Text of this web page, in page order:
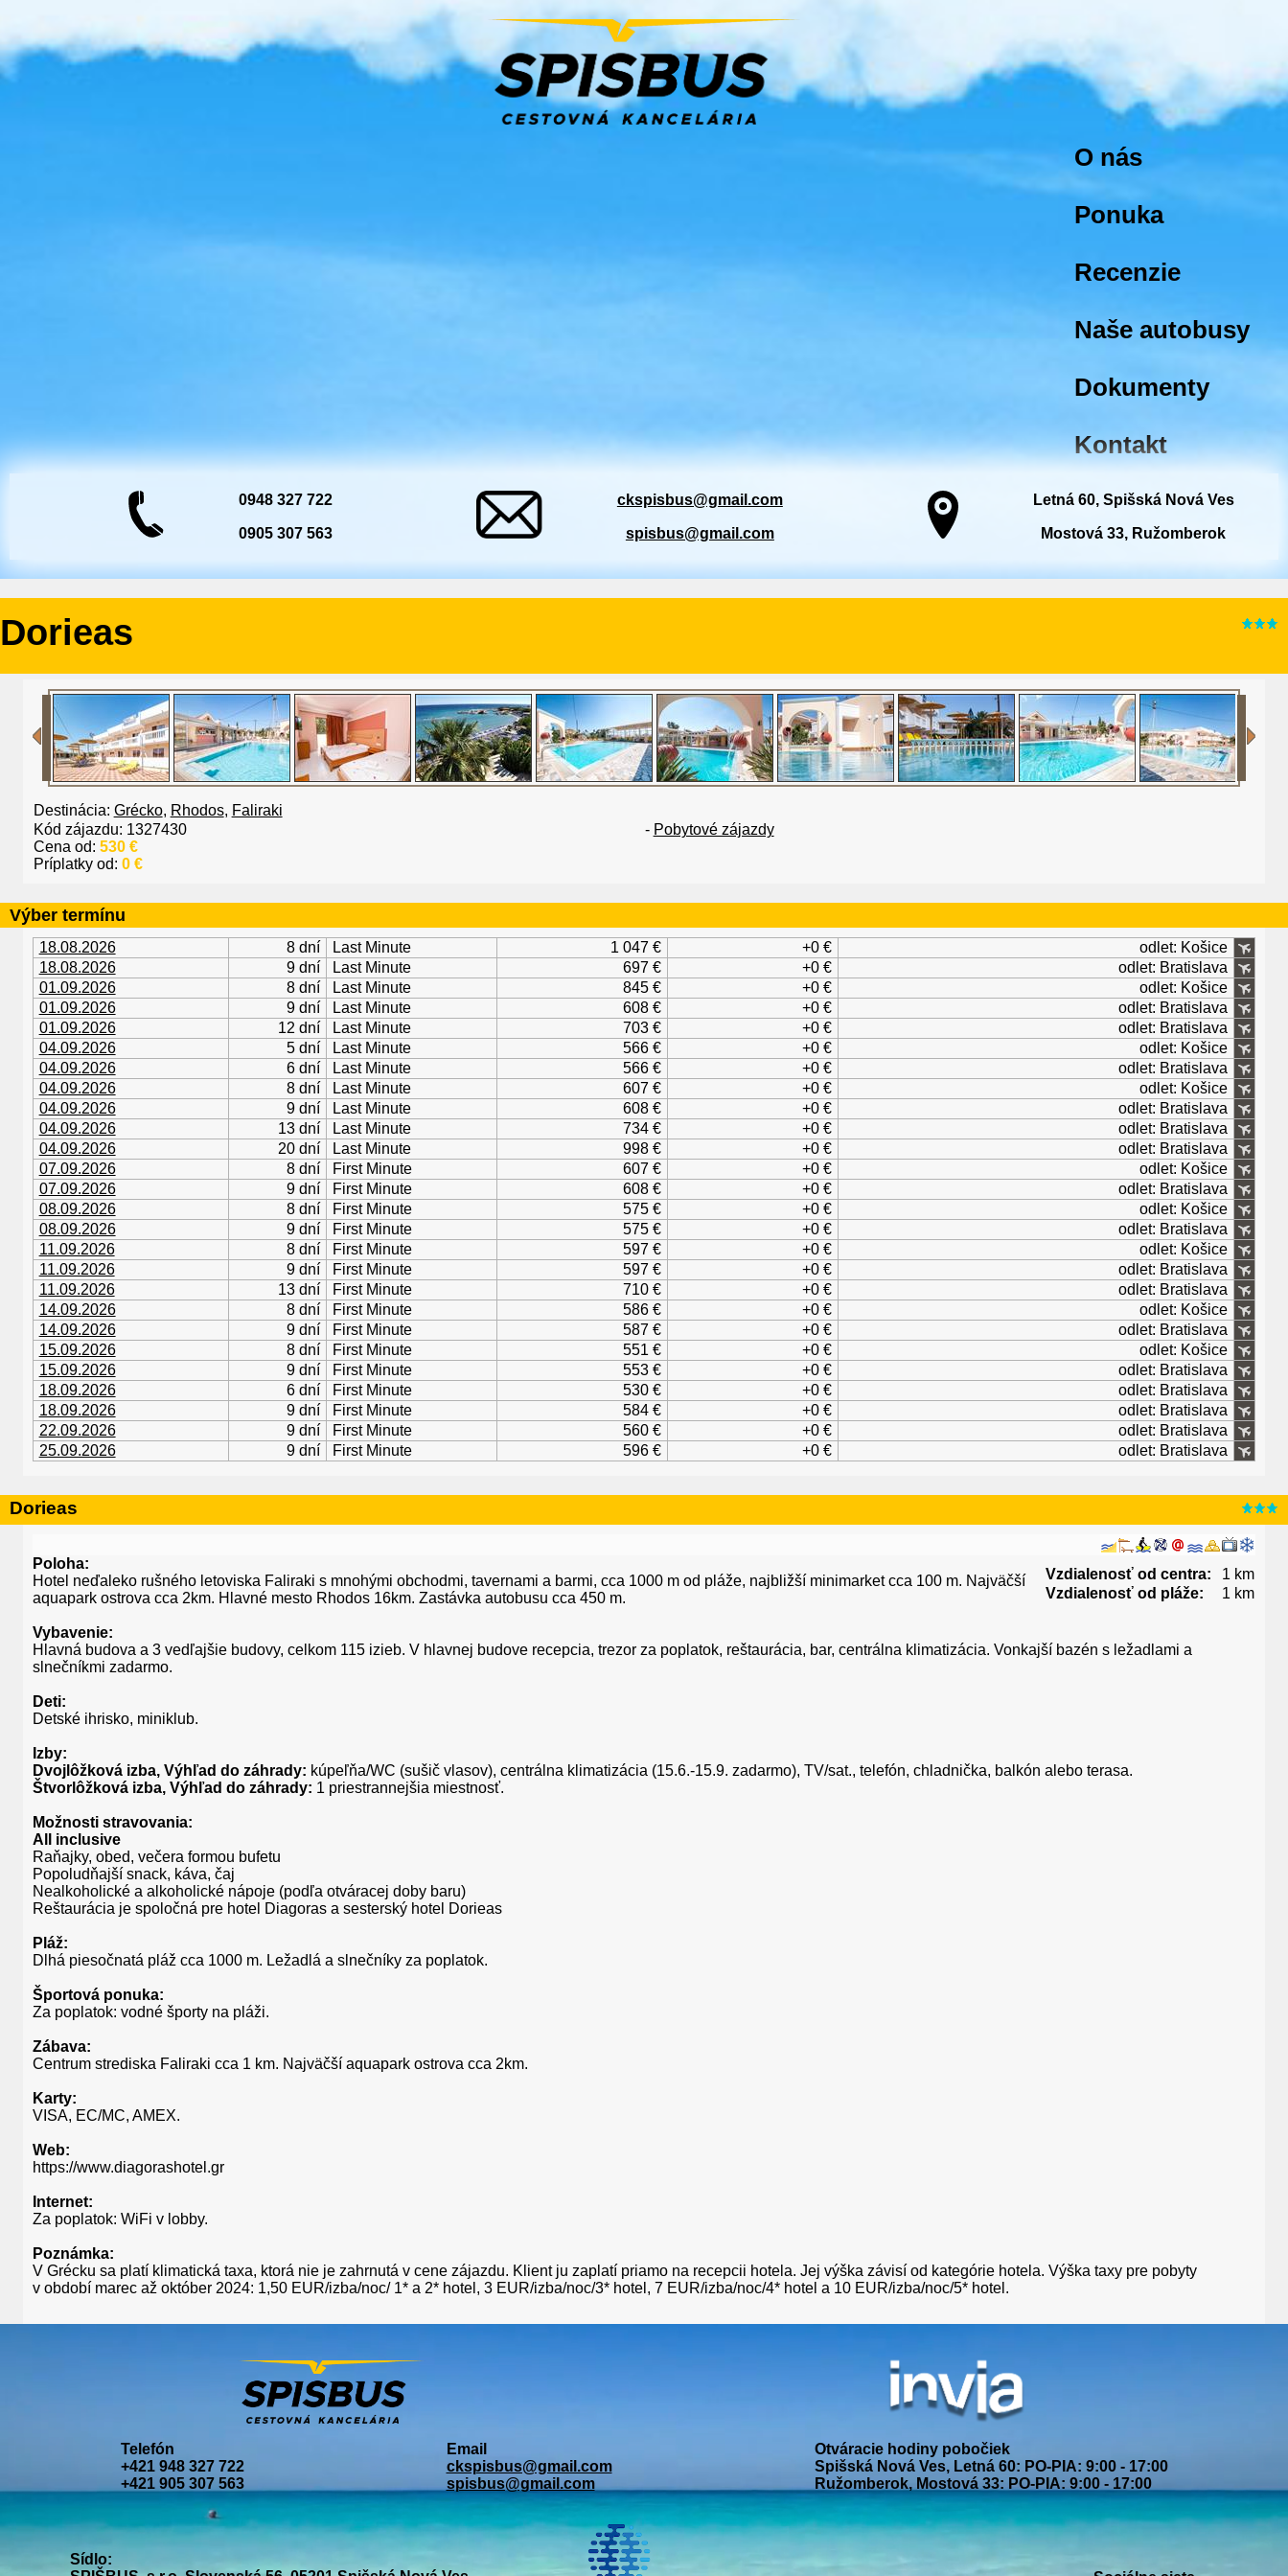
O nás
Ponuka
Recenzie
Naše autobusy
Dokumenty
Kontakt
0948 327 722
0905 307 563
ckspisbus@gmail.com
spisbus@gmail.com
Letná 60, Spišská Nová Ves
Mostová 33, Ružomberok
Dorieas
Destinácia: Grécko, Rhodos, Faliraki
Kód zájazdu: 1327430
Cena od: 530 €
Príplatky od: 0 €
- Pobytové zájazdy
Výber termínu
18.08.2026 8 dní Last Minute 1 047 € +0 €
odlet: Košice
18.08.2026
9 dní Last Minute 697 € +0 €
odlet: Bratislava
01.09.2026
8 dní Last Minute 845 € +0 €
odlet: Košice
01.09.2026
9 dní Last Minute 608 € +0 €
odlet: Bratislava
01.09.2026
12 dní Last Minute 703 € +0 €
odlet: Bratislava
04.09.2026
5 dní Last Minute 566 € +0 €
odlet: Košice
04.09.2026
6 dní Last Minute 566 € +0 €
odlet: Bratislava
04.09.2026
8 dní Last Minute 607 € +0 €
odlet: Košice
04.09.2026
9 dní Last Minute 608 € +0 €
odlet: Bratislava
04.09.2026
13 dní Last Minute 734 € +0 €
odlet: Bratislava
04.09.2026
20 dní Last Minute 998 € +0 €
odlet: Bratislava
07.09.2026
8 dní First Minute 607 € +0 €
odlet: Košice
07.09.2026
9 dní First Minute 608 € +0 €
odlet: Bratislava
08.09.2026
8 dní First Minute 575 € +0 €
odlet: Košice
08.09.2026
9 dní First Minute 575 € +0 €
odlet: Bratislava
11.09.2026
8 dní First Minute 597 € +0 €
odlet: Košice
11.09.2026
9 dní First Minute 597 € +0 €
odlet: Bratislava
11.09.2026
13 dní First Minute 710 € +0 €
odlet: Bratislava
14.09.2026
8 dní First Minute 586 € +0 €
odlet: Košice
14.09.2026
9 dní First Minute 587 € +0 €
odlet: Bratislava
15.09.2026
8 dní First Minute 551 € +0 €
odlet: Košice
15.09.2026
9 dní First Minute 553 € +0 €
odlet: Bratislava
18.09.2026
6 dní First Minute 530 € +0 €
odlet: Bratislava
18.09.2026
9 dní First Minute 584 € +0 €
odlet: Bratislava
22.09.2026
9 dní First Minute 560 € +0 €
odlet: Bratislava
25.09.2026
9 dní First Minute 596 € +0 € odlet: Bratislava
Dorieas
Vzdialenosť od centra:
1 km
Vzdialenosť od pláže:
1 km
Poloha:
Hotel neďaleko rušného letoviska Faliraki s mnohými obchodmi, tavernami a barmi, cca 1000 m od pláže, najbližší minimarket cca 100 m. Najväčší
aquapark ostrova cca 2km. Hlavné mesto Rhodos 16km. Zastávka autobusu cca 450 m.
Vybavenie:
Hlavná budova a 3 vedľajšie budovy, celkom 115 izieb. V hlavnej budove recepcia, trezor za poplatok, reštaurácia, bar, centrálna klimatizácia. Vonkajší bazén s ležadlami a
slnečníkmi zadarmo.
Deti:
Detské ihrisko, miniklub.
Izby:
Dvojlôžková izba, Výhľad do záhrady: kúpeľňa/WC (sušič vlasov), centrálna klimatizácia (15.6.-15.9. zadarmo), TV/sat., telefón, chladnička, balkón alebo terasa.
Štvorlôžková izba, Výhľad do záhrady: 1 priestrannejšia miestnosť.
Možnosti stravovania:
All inclusive
Raňajky, obed, večera formou bufetu
Popoludňajší snack, káva, čaj
Nealkoholické a alkoholické nápoje (podľa otváracej doby baru)
Reštaurácia je spoločná pre hotel Diagoras a sesterský hotel Dorieas
Pláž:
Dlhá piesočnatá pláž cca 1000 m. Ležadlá a slnečníky za poplatok.
Športová ponuka:
Za poplatok: vodné športy na pláži.
Zábava:
Centrum strediska Faliraki cca 1 km. Najväčší aquapark ostrova cca 2km.
Karty:
VISA, EC/MC, AMEX.
Web:
https://www.diagorashotel.gr
Internet:
Za poplatok: WiFi v lobby.
Poznámka:
V Grécku sa platí klimatická taxa, ktorá nie je zahrnutá v cene zájazdu. Klient ju zaplatí priamo na recepcii hotela. Jej výška závisí od kategórie hotela. Výška taxy pre pobyty
v období marec až október 2024: 1,50 EUR/izba/noc/ 1* a 2* hotel, 3 EUR/izba/noc/3* hotel, 7 EUR/izba/noc/4* hotel a 10 EUR/izba/noc/5* hotel.
Telefón
+421 948 327 722
+421 905 307 563
Email
ckspisbus@gmail.com
spisbus@gmail.com
Otváracie hodiny pobočiek
Spišská Nová Ves, Letná 60: PO-PIA: 9:00 - 17:00
Ružomberok, Mostová 33: PO-PIA: 9:00 - 17:00
Sídlo: